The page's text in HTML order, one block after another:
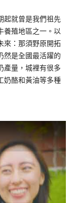
起就曾是我們祖先
養殖地區之一。以
來：那須野原開拓
然是全國最活躍的
產量，城裡有很多
奶酪和黃油等多種